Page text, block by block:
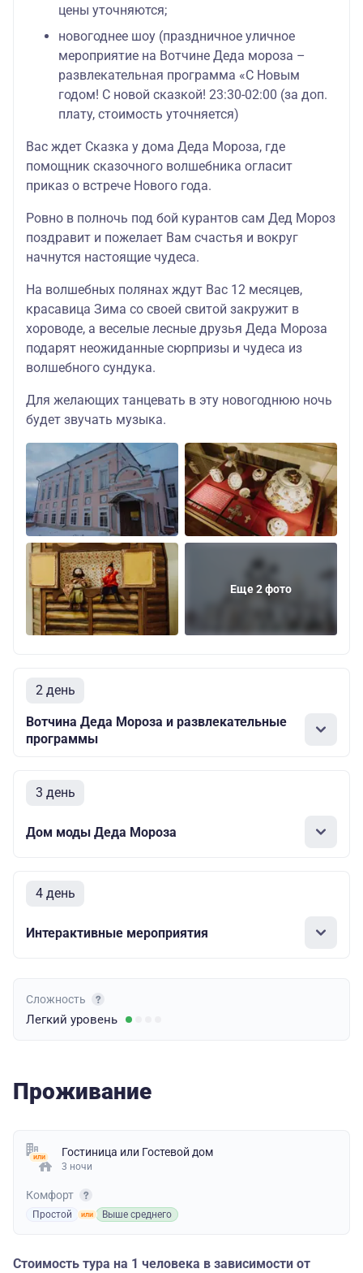
цены уточняются;
новогоднее шоу (праздничное уличное
мероприятие на Вотчине Деда мороза –
развлекательная программа «С Новым
годом! С новой сказкой! 23:30-02:00 (за доп.
плату, стоимость уточняется)
Вас ждет Сказка у дома Деда Мороза, где
помощник сказочного волшебника огласит
приказ о встрече Нового года.
Ровно в полночь под бой курантов сам Дед Мороз
поздравит и пожелает Вам счастья и вокруг
начнутся настоящие чудеса.
На волшебных полянах ждут Вас 12 месяцев,
красавица Зима со своей свитой закружит в
хороводе, а веселые лесные друзья Деда Мороза
подарят неожиданные сюрпризы и чудеса из
волшебного сундука.
Для желающих танцевать в эту новогоднюю ночь
будет звучать музыка.
Еще 2 фото
2 день
Вотчина Деда Мороза и развлекательные
программы
3 день
Дом моды Деда Мороза
4 день
Интерактивные мероприятия
Сложность
Легкий уровень
Проживание
Гостиница или Гостевой дом
3 ночи
Комфорт
Простой Выше среднего
Стоимость тура на 1 человека в зависимости от